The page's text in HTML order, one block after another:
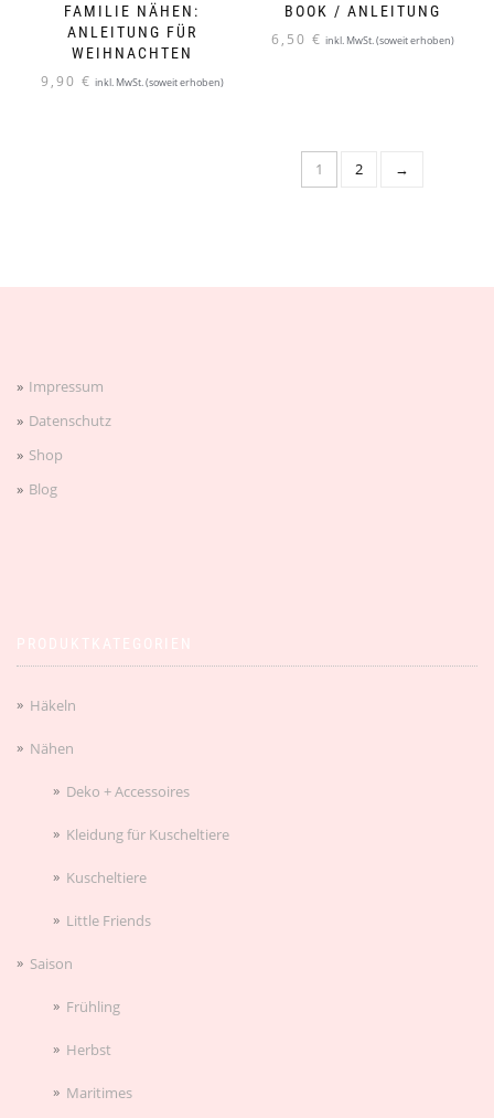
FAMILIE NÄHEN:
ANLEITUNG FÜR
WEIHNACHTEN
9,90 € inkl. MwSt. (soweit erhoben)
BOOK / ANLEITUNG
6,50 € inkl. MwSt. (soweit erhoben)
1 2 →
Impressum
Datenschutz
Shop
Blog
Häkeln
Nähen
Deko + Accessoires
Kleidung für Kuscheltiere
Kuscheltiere
Little Friends
Saison
Frühling
Herbst
Maritimes